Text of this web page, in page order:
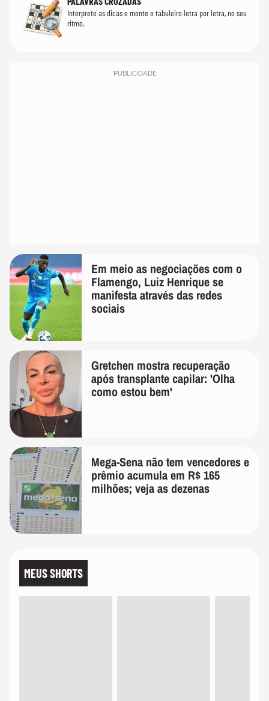
Interprete as dicas e monte o tabuleiro letra por letra, no seu
ritmo.
PUBLICIDADE
Em meio as negociações com o
Flamengo, Luiz Henrique se
manifesta através das redes
sociais
Gretchen mostra recuperação
após transplante capilar: 'Olha
como estou bem'
Mega-Sena não tem vencedores e
prêmio acumula em R$ 165
milhões; veja as dezenas
MEUS SHORTS